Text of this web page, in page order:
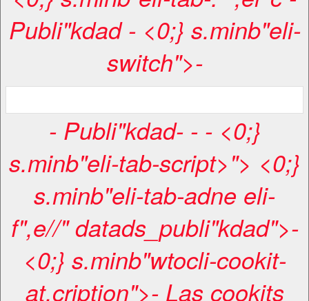
Publi"kdad- <0;} s.minb"eli-
switch">-
- Publi"kdad- - - <0;}
s.minb"eli-tab-script>"> <0;}
s.minb"eli-tab-adne eli-
f",e//" datads_publi"kdad">-
<0;} s.minb"wtocli-cookit-
at.cription">- Las cookits